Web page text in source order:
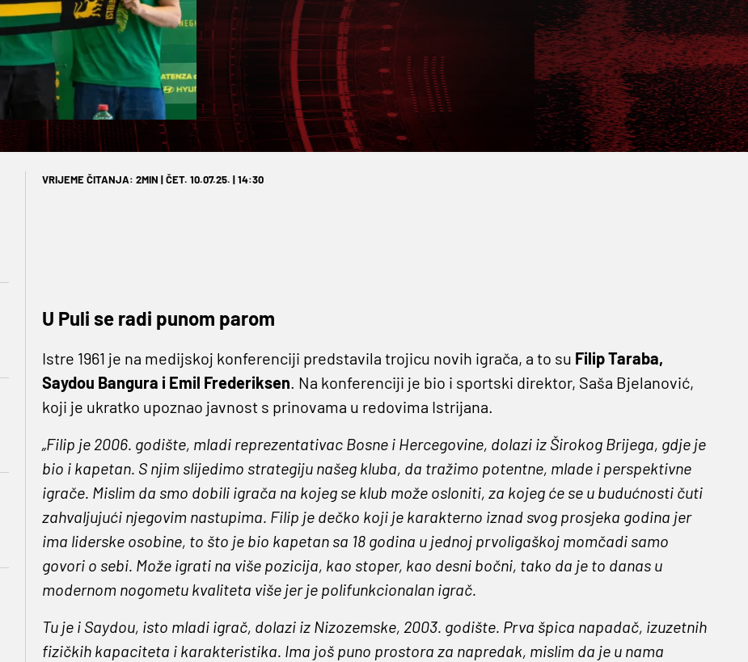
VRIJEME ČITANJA: 2MIN | ČET. 10.07.25. | 14:30
U Puli se radi punom parom
Istre 1961 je na medijskoj konferenciji predstavila trojicu novih igrača, a to su Filip Taraba,
Saydou Bangura i Emil Frederiksen. Na konferenciji je bio i sportski direktor, Saša Bjelanović,
koji je ukratko upoznao javnost s prinovama u redovima Istrijana.
„Filip je 2006. godište, mladi reprezentativac Bosne i Hercegovine, dolazi iz Širokog Brijega, gdje je
bio i kapetan. S njim slijedimo strategiju našeg kluba, da tražimo potentne, mlade i perspektivne
igrače. Mislim da smo dobili igrača na kojeg se klub može osloniti, za kojeg će se u budućnosti čuti
zahvaljujući njegovim nastupima. Filip je dečko koji je karakterno iznad svog prosjeka godina jer
ima liderske osobine, to što je bio kapetan sa 18 godina u jednoj prvoligaškoj momčadi samo
govori o sebi. Može igrati na više pozicija, kao stoper, kao desni bočni, tako da je to danas u
modernom nogometu kvaliteta više jer je polifunkcionalan igrač.
Tu je i Saydou, isto mladi igrač, dolazi iz Nizozemske, 2003. godište. Prva špica napadač, izuzetnih
fizičkih kapaciteta i karakteristika. Ima još puno prostora za napredak, mislim da je u nama